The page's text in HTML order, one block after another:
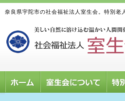
奈良県宇陀市の社会福祉法人室生会。特別